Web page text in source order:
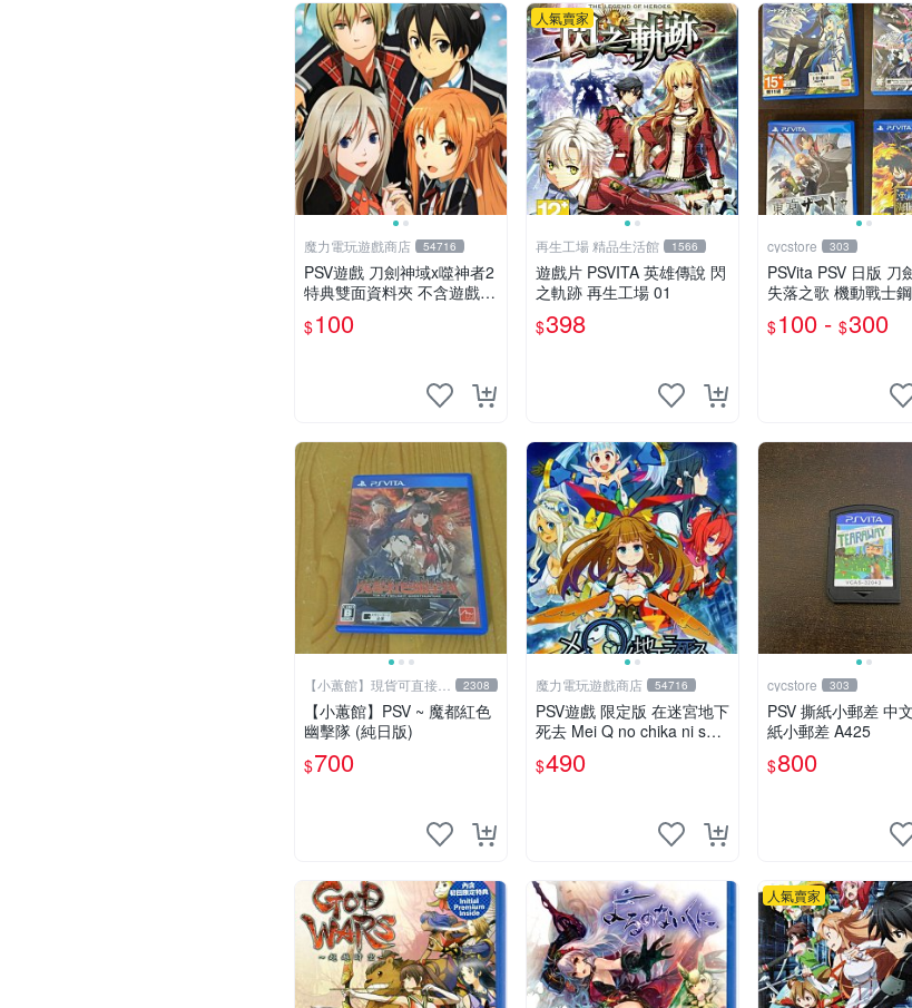
魔力電玩遊戲商店 54716
PSV遊戲 刀劍神域x噬神者2
特典雙面資料夾 不含遊戲光
碟【板橋魔力】
$100
人氣賣家
再生工場 精品生活館 1566
遊戲片 PSVITA 英雄傳說 閃
之軌跡 再生工場 01
$398
cycstore 303
PSVita PSV 日版 刀
失落之歌 機動戰士鋼
D 東京幻都 海賊無雙
熱血動作 RPG
$100 - $300
【小蕙館】現貨可直接下
標
2308
【小蕙館】PSV ~ 魔都紅色
幽擊隊 (純日版)
$700
魔力電玩遊戲商店 54716
PSV遊戲 限定版 在迷宮地下
死去 Mei Q no chika ni shi
su 日文亞版 【板橋魔力】
$490
cycstore 303
PSV 撕紙小郵差 中
紙小郵差 A425
$800
人氣賣家